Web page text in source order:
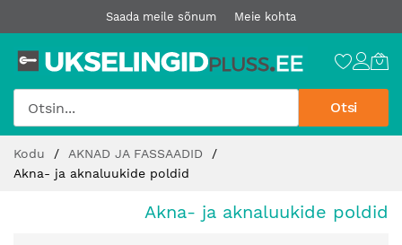
Saada meile sõnum Meie kohta
Otsi
sisu
juurde
Kodu
AKNAD JA FASSAADID
Akna- ja aknaluukide poldid
Akna- ja aknaluukide poldid